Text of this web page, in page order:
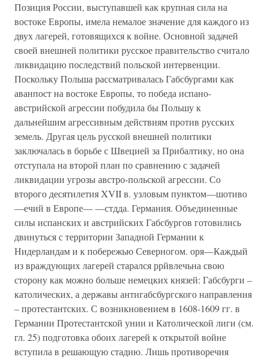
Позиция России, выступавшей как крупная сила на
востоке Европы, имела немалое значение для каждого из
двух лагерей, готовящихся к войне. Основной задачей
своей внешней политики русское правительство считало
ликвидацию последствий польской интервенции.
Поскольку Польша рассматривалась Габсбургами как
аванпост на востоке Европы, то победа испано-
австрийской агрессии побудила бы Польшу к
дальнейшим агрессивным действиям против русских
земель. Другая цель русской внешней политики
заключалась в борьбе с Швецией за Прибалтику, но она
отступала на второй план по сравнению с задачей
ликвидации угрозы австро-польской агрессии. Со
второго десятилетия XVII в. узловым пунктом—шотиво
—ечий в Европе— —стдда. Германия. Объединенные
силы испанских и австрийских Габсбургов готовились
двинуться с территории Западной Германии к
Нидерландам и к побережью Северногом. оря—Каждый
из враждующих лагерей старался ррйвлечьна свою
сторону как можно больше немецких князей: Габсбурги –
католических, а державы антигабсбургского направления
– протестантских. С возникновением в 1608-1609 гг. в
Германии Протестантской унии и Католической лиги (см.
гл. 25) подготовка обоих лагерей к открытой войне
вступила в решающую стадию. Лишь противоречия